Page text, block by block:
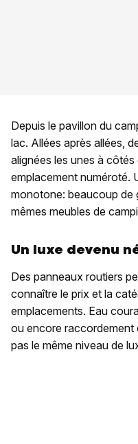
Depuis le pavillon du
lac. Allées après allées,
alignées les unes à
emplacement numéroté.
monotone: beaucoup de
mêmes meubles de
Un luxe devenu
Des panneaux routiers
connaître le prix et la
emplacements. Eau
ou encore
pas le même niveau de